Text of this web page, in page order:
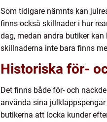
Som tidigare nämnts kan
finns också skillnader i hur
dag, medan andra butiker
skillnaderna inte bara finns
Historiska för-
Det finns både för- och
använda sina
butikerna att locka kunder